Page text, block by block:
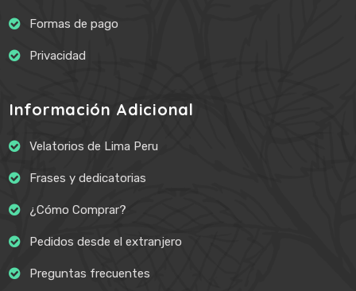
Formas de pago
Privacidad
Información Adicional
Velatorios de Lima Peru
Frases y dedicatorias
¿Cómo Comprar?
Pedidos desde el extranjero
Preguntas frecuentes